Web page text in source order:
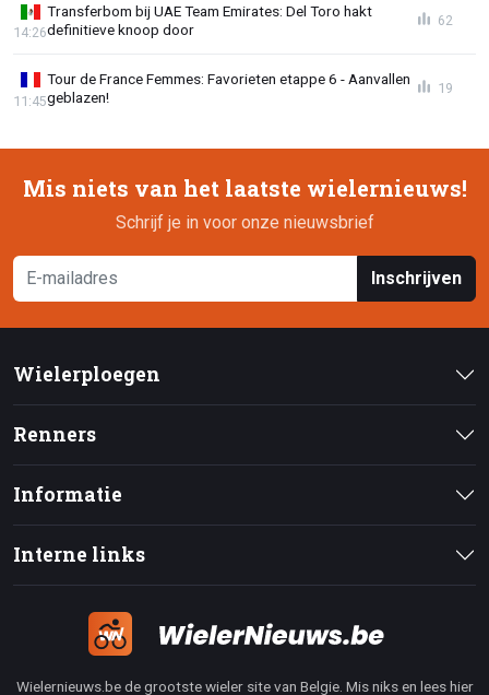
Transferbom bij UAE Team Emirates: Del Toro hakt
definitieve knoop door
14:26
62
Tour de France Femmes: Favorieten etappe 6 - Aanvallen
geblazen!
11:45
19
Mis niets van het laatste wielernieuws!
Schrijf je in voor onze nieuwsbrief
Inschrijven
Wielerploegen
Renners
Informatie
Interne links
Wielernieuws.be de grootste wieler site van Belgie. Mis niks en lees hier